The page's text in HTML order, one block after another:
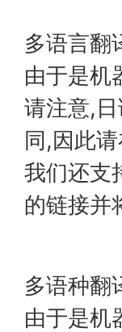
多语言翻
由于是机
请注意,
同,因此请
我们还支
的链接并
多语种翻
由于是机